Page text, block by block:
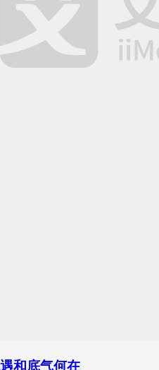
和底气何在